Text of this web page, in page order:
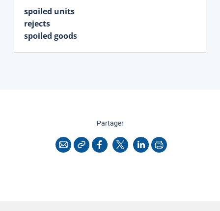
spoiled units
rejects
spoiled goods
Partagercette page
CourrielCopier l'adresse
Facebook
X LinkedInImprimer